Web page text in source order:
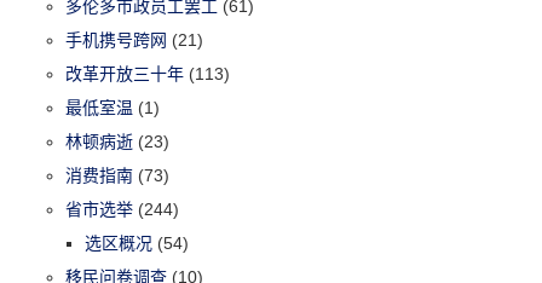
多伦多市政员工罢工 (61)
手机携号跨网 (21)
改革开放三十年 (113)
最低室温 (1)
林顿病逝 (23)
消费指南 (73)
省市选举 (244)
选区概况 (54)
移民问卷调查 (10)